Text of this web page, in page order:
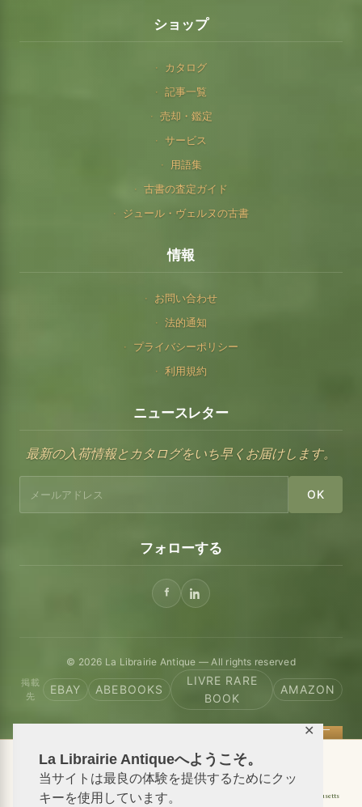
La Librairie Antiqueへようこそ。
当サイトは最良の体験を提供するためにクッ
キーを使用しています。
✕
ショップ
カタログ
記事一覧
売却・鑑定
サービス
用語集
古書の査定ガイド
ジュール・ヴェルヌの古書
情報
お問い合わせ
法的通知
プライバシーポリシー
利用規約
ニュースレター
最新の入荷情報とカタログをいち早くお届けします。
OK
フォローする
© 2026 La Librairie Antique — All rights reserved
掲載
先
EBAY ABEBOOKS
LIVRE RARE
BOOK
AMAZON
📦 We ship antiquarian books worldwide
Shipping to USA Shipping to New York Shipping to Massachusetts